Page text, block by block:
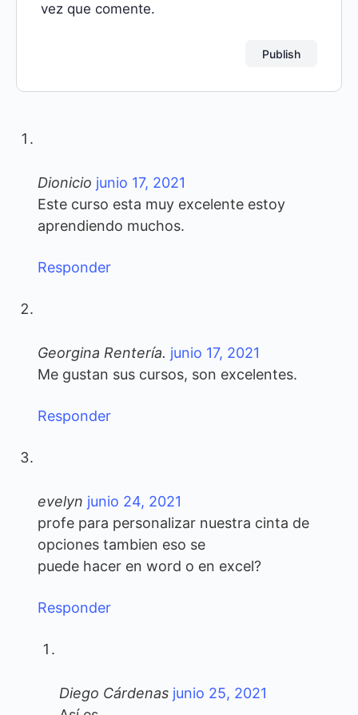
vez que comente.
Dionicio junio 17, 2021
Este curso esta muy excelente estoy
aprendiendo muchos.
Responder
Georgina Rentería. junio 17, 2021
Me gustan sus cursos, son excelentes.
Responder
evelyn junio 24, 2021
profe para personalizar nuestra cinta de
opciones tambien eso se
puede hacer en word o en excel?
Responder
Diego Cárdenas junio 25, 2021